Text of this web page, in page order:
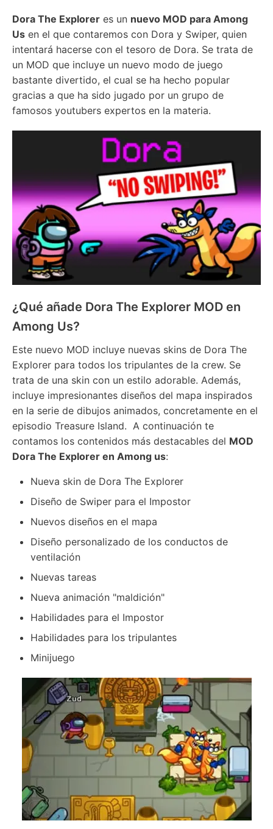
Dora The Explorer es un nuevo MOD para Among
Us en el que contaremos con Dora y Swiper, quien
intentará hacerse con el tesoro de Dora. Se trata de
un MOD que incluye un nuevo modo de juego
bastante divertido, el cual se ha hecho popular
gracias a que ha sido jugado por un grupo de
famosos youtubers expertos en la materia.
¿Qué añade Dora The Explorer MOD en
Among Us?
Este nuevo MOD incluye nuevas skins de Dora The
Explorer para todos los tripulantes de la crew. Se
trata de una skin con un estilo adorable. Además,
incluye impresionantes diseños del mapa inspirados
en la serie de dibujos animados, concretamente en el
episodio Treasure Island. A continuación te
contamos los contenidos más destacables del MOD
Dora The Explorer en Among us:
Nueva skin de Dora The Explorer
Diseño de Swiper para el Impostor
Nuevos diseños en el mapa
Diseño personalizado de los conductos de
ventilación
Nuevas tareas
Nueva animación "maldición"
Habilidades para el Impostor
Habilidades para los tripulantes
Minijuego